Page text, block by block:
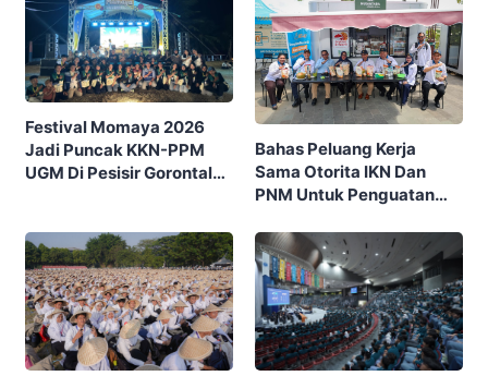
Festival Momaya 2026
Jadi Puncak KKN-PPM
UGM Di Pesisir Gorontalo,
Bahas Peluang Kerja
Sama Otorita IKN Dan
PNM Untuk Penguatan
Nusantara